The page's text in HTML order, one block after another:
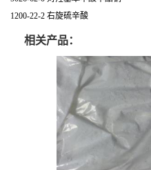
1200-22-2 右旋硫辛酸
相关产品：